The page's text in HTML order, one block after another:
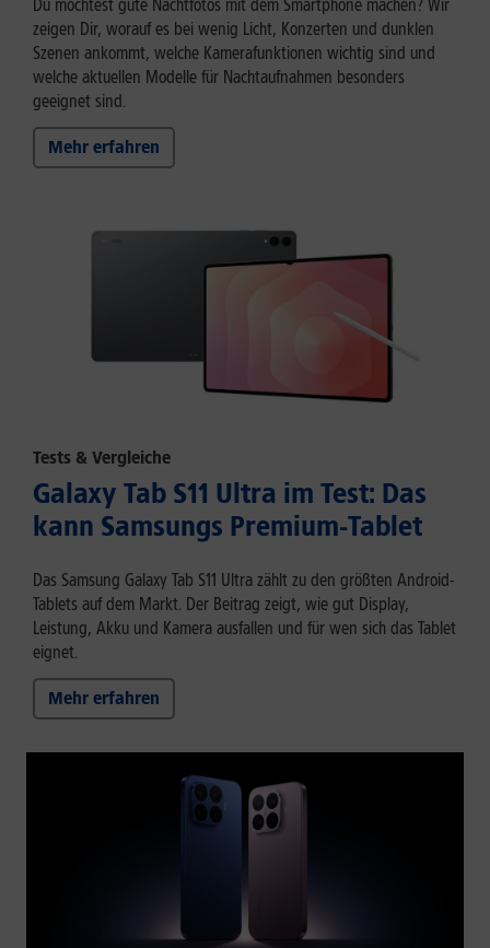
Du möchtest gute Nachtfotos mit dem Smartphone machen? Wir
zeigen Dir, worauf es bei wenig Licht, Konzerten und dunklen
Szenen ankommt, welche Kamerafunktionen wichtig sind und
welche aktuellen Modelle für Nachtaufnahmen besonders
geeignet sind.
Mehr erfahren
Tests & Vergleiche
Galaxy Tab S11 Ultra im Test: Das
kann Samsungs Premium-Tablet
Das Samsung Galaxy Tab S11 Ultra zählt zu den größten Android-
Tablets auf dem Markt. Der Beitrag zeigt, wie gut Display,
Leistung, Akku und Kamera ausfallen und für wen sich das Tablet
eignet.
Mehr erfahren